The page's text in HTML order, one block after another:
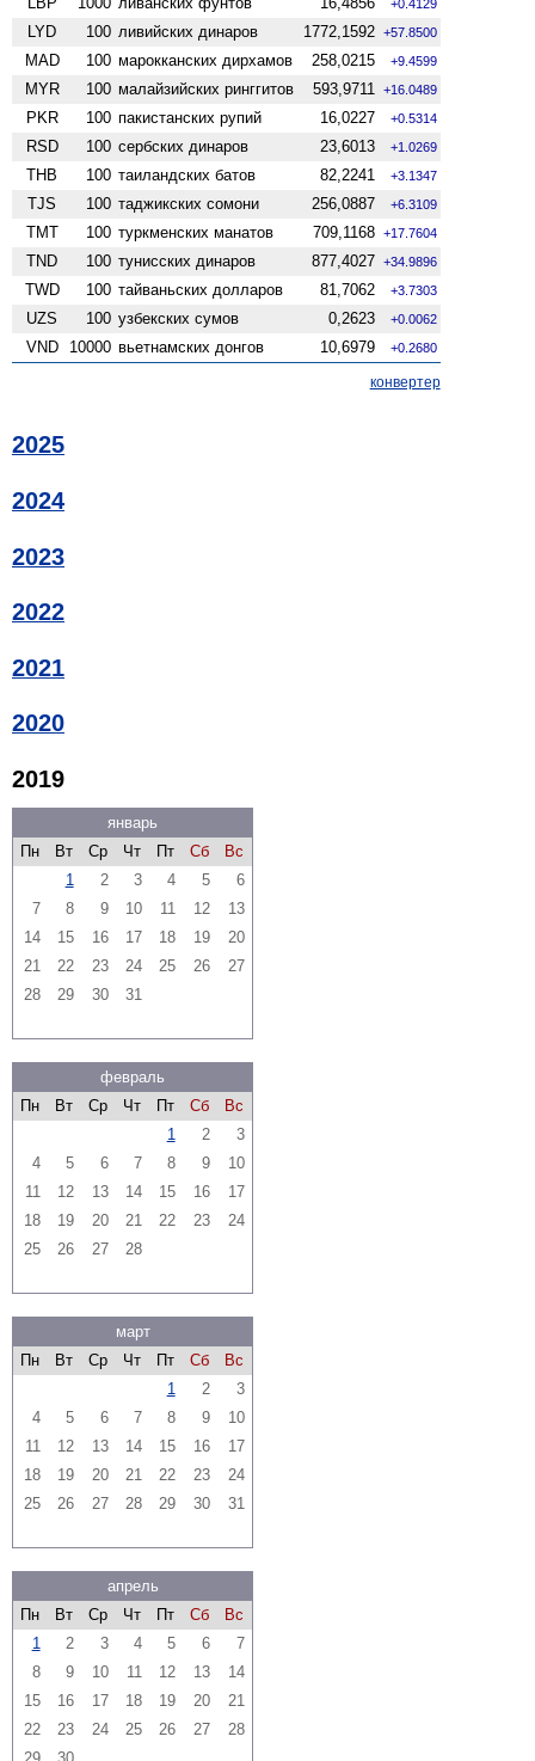
+0.4129
LYD 100 ливийских динаров 1772,1592 +57.8500
MAD 100 марокканских дирхамов 258,0215 +9.4599
MYR 100 малайзийских ринггитов 593,9711 +16.0489
PKR 100 пакистанских рупий 16,0227 +0.5314
RSD 100 сербских динаров 23,6013 +1.0269
THB 100 таиландских батов 82,2241 +3.1347
TJS 100 таджикских сомони 256,0887 +6.3109
TMT 100 туркменских манатов 709,1168 +17.7604
TND 100 тунисских динаров 877,4027 +34.9896
TWD 100 тайваньских долларов 81,7062 +3.7303
UZS 100 узбекских сумов 0,2623 +0.0062
VND 10000 вьетнамских донгов 10,6979 +0.2680
конвертер
2025
2024
2023
2022
2021
2020
2019
январь
Пн
Вт Ср Чт Пт Сб
Вс
1
2 3 4 5
6
7
8 9 10 11 12
13
14
15 16 17 18 19
20
21
22 23 24 25 26
27
28
29 30 31
февраль
Пн
Вт Ср Чт Пт Сб
Вс
1
2
3
4
5 6 7 8 9
10
11
12 13 14 15 16
17
18
19 20 21 22 23
24
25
26 27 28
март
Пн
Вт Ср Чт Пт Сб
Вс
1
2
3
4
5 6 7 8 9
10
11
12 13 14 15 16
17
18
19 20 21 22 23
24
25
26 27 28 29 30 31
апрель
Пн
Вт Ср Чт Пт Сб
Вс
1
2 3 4 5 6
7
8
9 10 11 12 13
14
15
16 17 18 19 20
21
22
23 24 25 26 27
28